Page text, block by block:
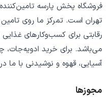
فروشگاه پخش پارسه
تهران است. تمرکز ما روی
رقابتی برای کسب‌وکارهای
می‌باشد. برای خرید ادویه‌جات،
آسیایی، قهوه و نوشیدنی با ما
مجوزها